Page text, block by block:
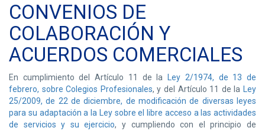
CONVENIOS DE
COLABORACIÓN Y
ACUERDOS COMERCIALES
En cumplimiento del Artículo 11 de la
Ley 2/1974, de 13 de
febrero, sobre Colegios Profesionales, y del Artículo 11 de la
Ley
25/2009, de 22 de diciembre, de modificación de diversas leyes
para su adaptación a la Ley sobre el libre acceso a las actividades
de servicios y su ejercicio, y cumpliendo con el principio de